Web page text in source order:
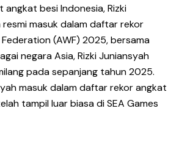
angkat besi Indonesia, Rizki
masuk dalam daftar rekor
(AWF) 2025, bersama
negara Asia, Rizki Juniansyah
pada sepanjang tahun 2025.
masuk dalam daftar rekor angkat
tampil luar biasa di SEA Games